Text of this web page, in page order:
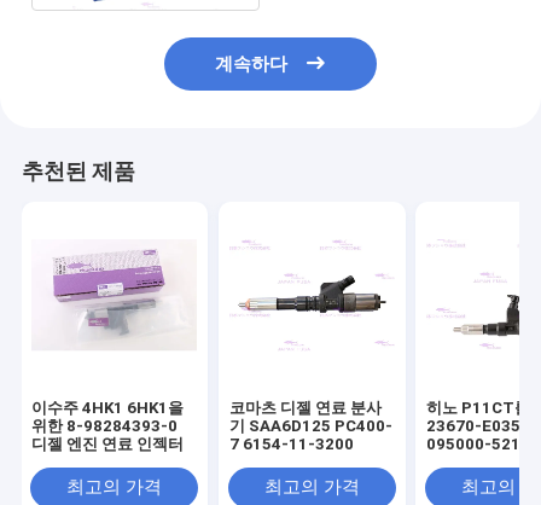
계속하다
추천된 제품
이수주 4HK1 6HK1을
위한 8-98284393-0
디젤 엔진 연료 인젝터
최고의 가격
코마츠 디젤 연료 분사
기 SAA6D125 PC400-
7 6154-11-3200
최고의 가격
히노 P11CT를
23670-E0351
095000-5215
최고의